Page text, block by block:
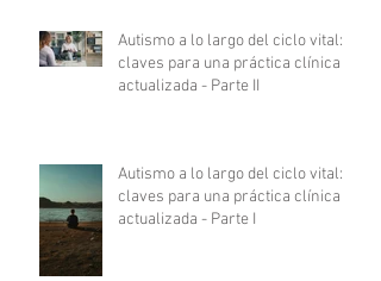
Autismo a lo largo del ciclo vital:
claves para una práctica clínica
actualizada - Parte II
Autismo a lo largo del ciclo vital:
claves para una práctica clínica
actualizada - Parte I